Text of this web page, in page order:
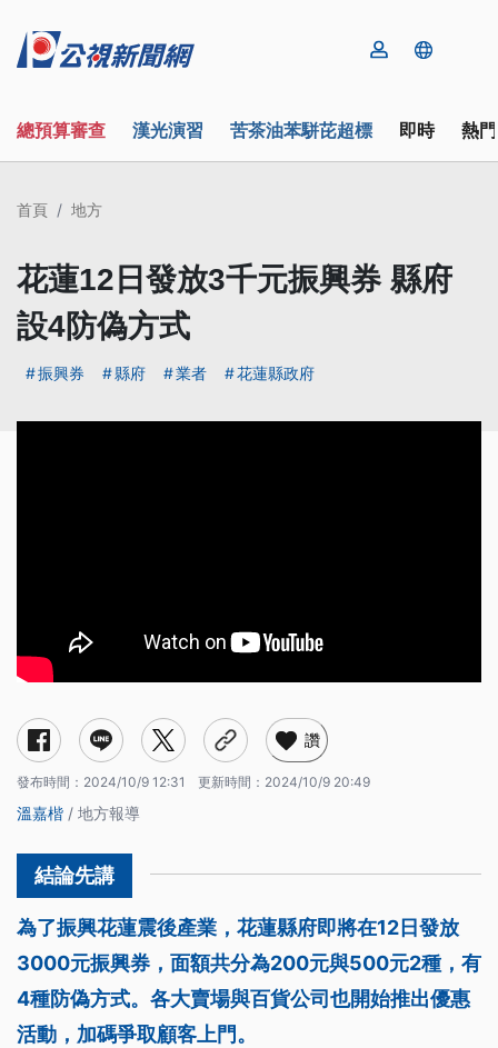
總預算審查 漢光演習 苦茶油苯駢芘超標 即時 熱
首頁 地方
花蓮12日發放3千元振興券 縣府
設4防偽方式
振興券 縣府 業者 花蓮縣政府
讚
發布時間： 2024/10/9 12:31 更新時間： 2024/10/9 20:49
溫嘉楷 / 地方報導
為了振興花蓮震後產業，花蓮縣府即將在12日發放
3000元振興券，面額共分為200元與500元2種，有
4種防偽方式。各大賣場與百貨公司也開始推出優惠
活動，加碼爭取顧客上門。